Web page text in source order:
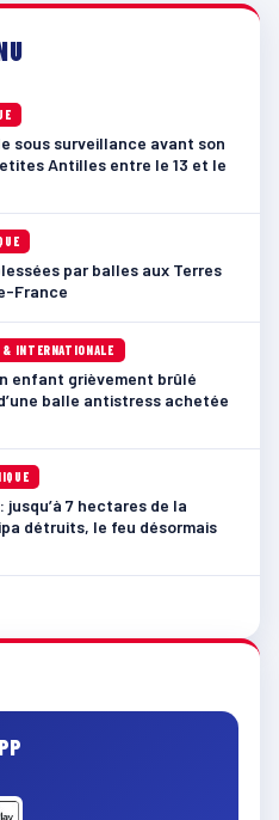
sous surveillance avant son
Antilles entre le 13 et le
par balles aux Terres
France
& INTERNATIONALE
enfant grièvement brûlé
balle antistress achetée
jusqu’à 7 hectares de la
détruits, le feu désormais